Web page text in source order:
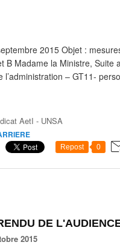
2015 Objet :
B Madame la Ministre, Suite
l’administration – GT11-
AetI - UNSA
Repost 0
DE
2015